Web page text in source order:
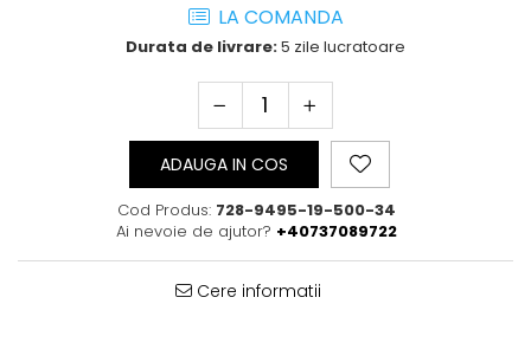
LA COMANDA
Durata de livrare:5 zile lucratoare
ADAUGA IN COS
Cod Produs: 728-9495-19-500-34
Ai nevoie de ajutor? +40737089722
Cere informatii